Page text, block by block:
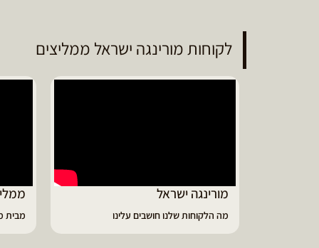
לקוחות מורינגה ישראל ממליצים
ממליץ על מוצרי מורינגה איכותיים
מבית מורינגה ישראל - כפר חיים